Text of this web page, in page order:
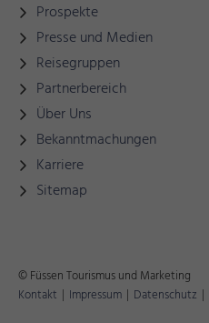
Prospekte
Presse und Medien
Reisegruppen
Partnerbereich
Über Uns
Bekanntmachungen
Karriere
Sitemap
© Füssen Tourismus und Marketing
Kontakt | Impressum | Datenschutz |